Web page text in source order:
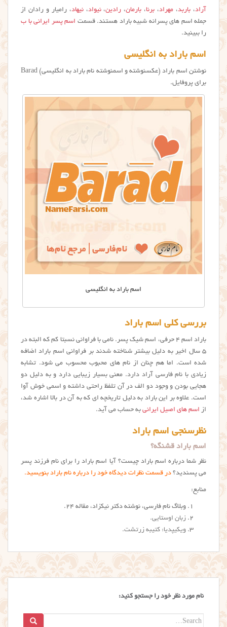
آراد، باربد، مهراد، برنا، بارمان، رادین،نیواد،نیهاد، رامیار و رادان از
جمله اسم های پسرانه شبیه باراد هستند. قسمت اسم پسر ایرانی با ب
را ببینید.
اسم باراد به انگلیسی
نوشتن اسم باراد (عکسنوشته و اسمنوشته نام باراد به انگلیسی) Barad
برای پروفایل.
اسم باراد به انگلیسی
بررسی کلی اسم باراد
باراد اسم ۴ حرفی، اسم شیک پسر. نامی با فراوانی نسبتا کم که البته در
۵ سال اخیر به دلیل بیشتر شناخته شدند بر فراوانی اسم باراد اضافه
شده است. اما هم چنان از نام های محبوب محسوب می شود. تشابه
زیادی با نام فارسی آراد دارد. معنی بسیار زیبایی دارد و به دلیل دو
هجایی بودن و وجود دو الف در آن تلفظ راحتی داشته و اسمی خوش آوا
است. علاوه بر این باراد به دلیل تاریخچه ای که به آن در بالا اشاره شد،
از اسم های اصیل ایرانی به حساب می آید.
نظرسنجی اسم باراد
اسم باراد قشنگه؟
نظر شما درباره اسم باراد چیست؟ آیا اسم باراد را برای نام فرزند پسر
می پسندید؟ در قسمت نظرات دیدگاه خود را درباره نام باراد بنویسید.
منابع:
وبلاگ نام فارسی، نوشته دکتر نیکزاد، مقاله ۲۴.
زبان اوستایی.
ویکیپدیا: کتیبه زرتشت.
نام مورد نظر خود را جستجو کنید:
Search